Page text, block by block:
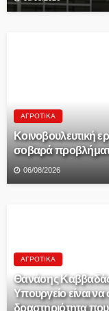
ΑΓΡΟΤΙΚΆ
Κοινοβουλευτική
σοβαρά
06/08/2026
ΑΓΡΟΤΙΚΆ
Θανάσης
Υπουργείο είναι
δραστηριότητα που